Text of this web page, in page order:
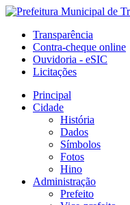
Transparência
Contra-cheque online
Ouvidoria - eSIC
Licitações
Principal
Cidade
História
Dados
Símbolos
Fotos
Hino
Administração
Prefeito